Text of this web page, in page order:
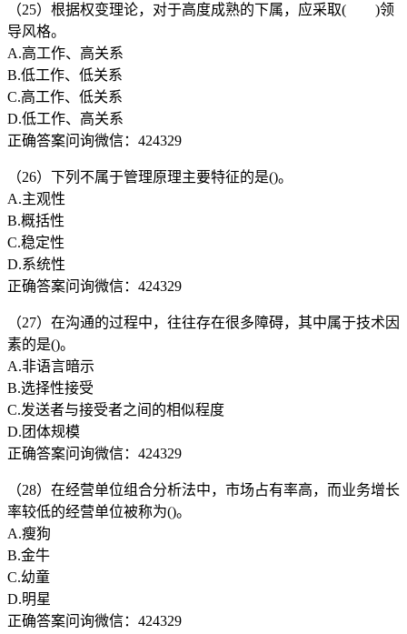
（25）根据权变理论，对于高度成熟的下属，应采取( )领
导风格。
A.高工作、高关系
B.低工作、低关系
C.高工作、低关系
D.低工作、高关系
正确答案问询微信：424329
（26）下列不属于管理原理主要特征的是()。
A.主观性
B.概括性
C.稳定性
D.系统性
正确答案问询微信：424329
（27）在沟通的过程中，往往存在很多障碍，其中属于技术因
素的是()。
A.非语言暗示
B.选择性接受
C.发送者与接受者之间的相似程度
D.团体规模
正确答案问询微信：424329
（28）在经营单位组合分析法中，市场占有率高，而业务增长
率较低的经营单位被称为()。
A.瘦狗
B.金牛
C.幼童
D.明星
正确答案问询微信：424329